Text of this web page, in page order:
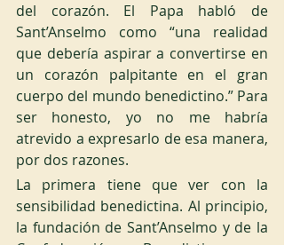
del corazón. El Papa habló de
Sant’Anselmo como “una realidad
que debería aspirar a convertirse en
un corazón palpitante en el gran
cuerpo del mundo benedictino.” Para
ser honesto, yo no me habría
atrevido a expresarlo de esa manera,
por dos razones.
La primera tiene que ver con la
sensibilidad benedictina. Al principio,
la fundación de Sant’Anselmo y de la